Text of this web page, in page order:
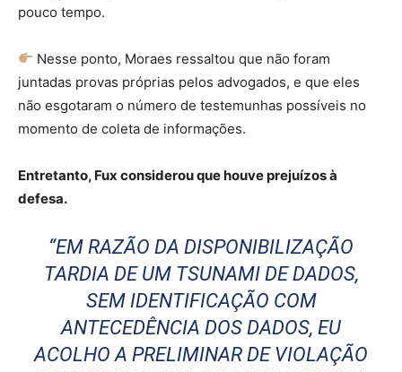
pouco tempo.
Nesse ponto, Moraes ressaltou que não foram
juntadas provas próprias pelos advogados, e que eles
não esgotaram o número de testemunhas possíveis no
momento de coleta de informações.
Entretanto, Fux considerou que houve prejuízos à
defesa.
“EM RAZÃO DA DISPONIBILIZAÇÃO
TARDIA DE UM TSUNAMI DE DADOS,
SEM IDENTIFICAÇÃO COM
ANTECEDÊNCIA DOS DADOS, EU
ACOLHO A PRELIMINAR DE VIOLAÇÃO